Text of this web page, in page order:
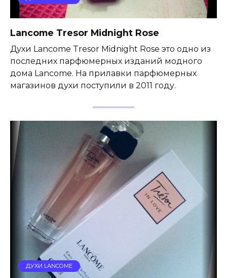
Lancome Tresor Midnight Rose
Духи Lancome Tresor Midnight Rose это одно из
последних парфюмерных изданий модного
дома Lancome. На прилавки парфюмерных
магазинов духи поступили в 2011 году.
ДУХИ LANCOME